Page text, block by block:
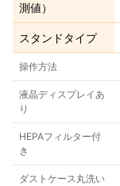
測値）
スタンドタイプ
操作方法
液晶ディスプレイあ
り
HEPAフィルター付
き
ダストケース丸洗い